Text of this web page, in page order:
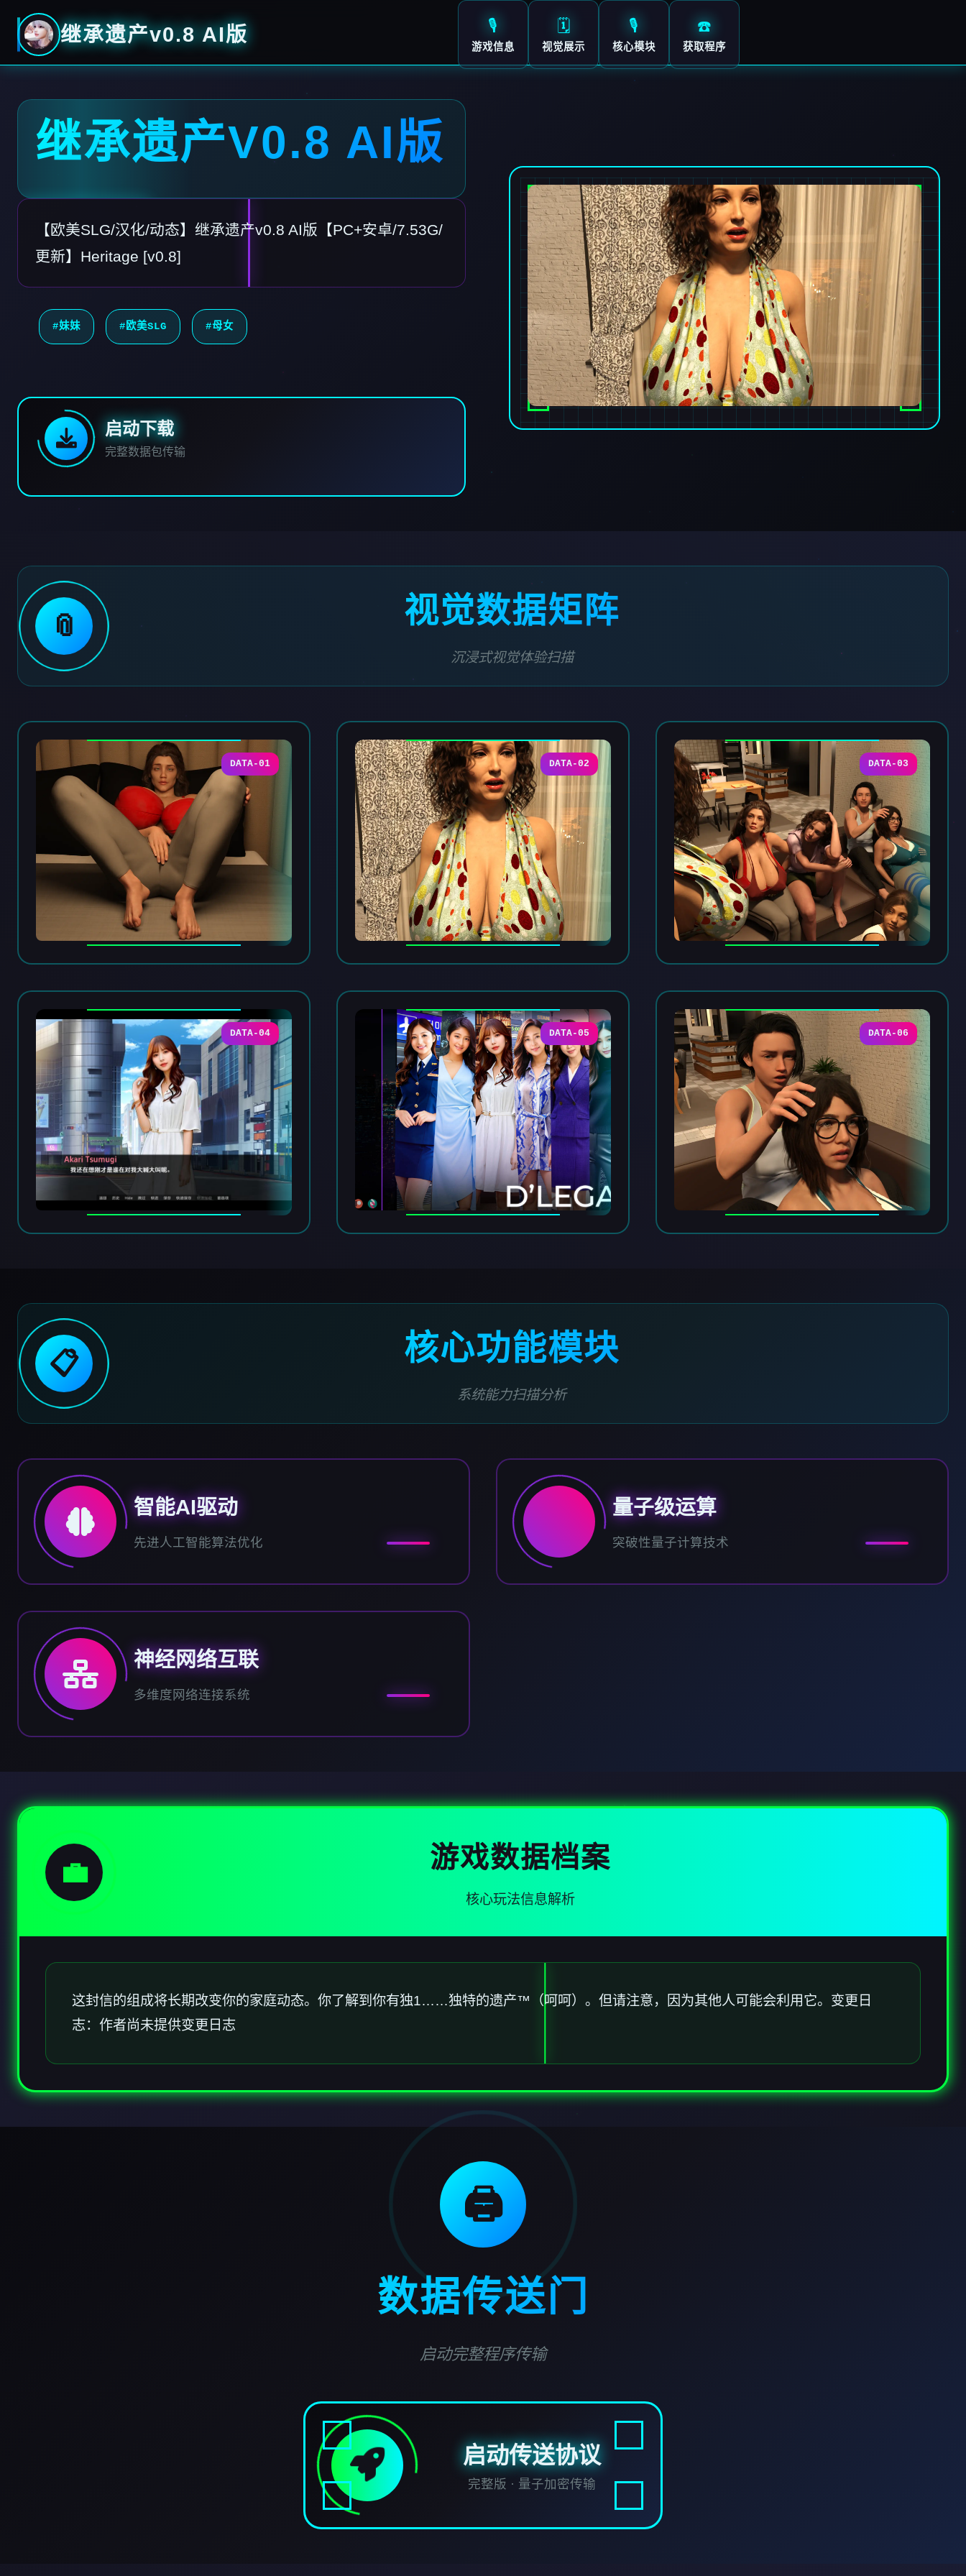
继承遗产v0.8 AI版 🎙️
游戏信息
🗓️
视觉展示
🎙️
核心模块
☎️
获取程序
继承遗产V0.8 AI版
【欧美SLG/汉化/动态】继承遗产v0.8 AI版【PC+安卓/7.53G/
更新】Heritage [v0.8]
#妹妹 #欧美SLG #母女
启动下载
完整数据包传输
📎 视觉数据矩阵
沉浸式视觉体验扫描
DATA-01 DATA-02 DATA-03
DATA-04 DATA-05 DATA-06
📋 核心功能模块
系统能力扫描分析
智能AI驱动
先进人工智能算法优化
量子级运算
突破性量子计算技术
神经网络互联
多维度网络连接系统
💼 游戏数据档案
核心玩法信息解析
这封信的组成将长期改变你的家庭动态。你了解到你有独1……独特的遗产™（呵呵）。但请注意，因为其他人可能会利用它。变更日
志：作者尚未提供变更日志
🖨️
数据传送门
启动完整程序传输
启动传送协议
完整版 · 量子加密传输